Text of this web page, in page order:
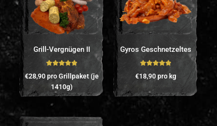
Grill-Vergnügen II
Bewertet mit
5.00 von 5
€28,90 pro Grillpaket (je
1410g)
Gyros Geschnetzeltes
Bewertet mit
5.00von 5
€18,90pro kg